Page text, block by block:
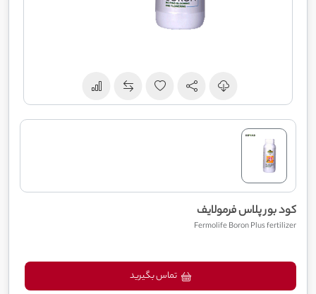
کود بور پلاس فرمولایف
Fermolife Boron Plus fertilizer